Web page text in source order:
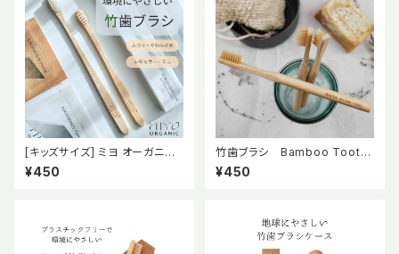
[キッズサイズ] ミヨ オーガニッ
ク 竹歯ブラシ やわらかめ【MiY
O ORGNIC】
¥450
竹歯ブラシ Bamboo Tooth
brush 【mana.ORGANIC LIVI
NG】
¥450